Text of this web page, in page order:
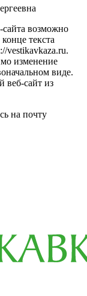
возможно
текста
vestikavkaza.ru.
изменение
виде.
веб-сайт из
на почту